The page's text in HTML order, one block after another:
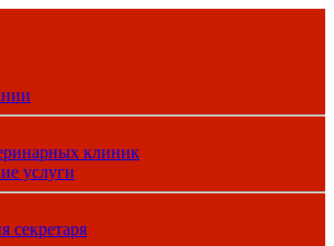
клиник
услуги
секретаря